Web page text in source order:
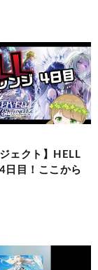
ェクト】HELL
日目！ここから